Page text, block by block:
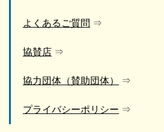
よくあるご質問
協賛店
協力団体（賛助団体）
プライバシーポリシー